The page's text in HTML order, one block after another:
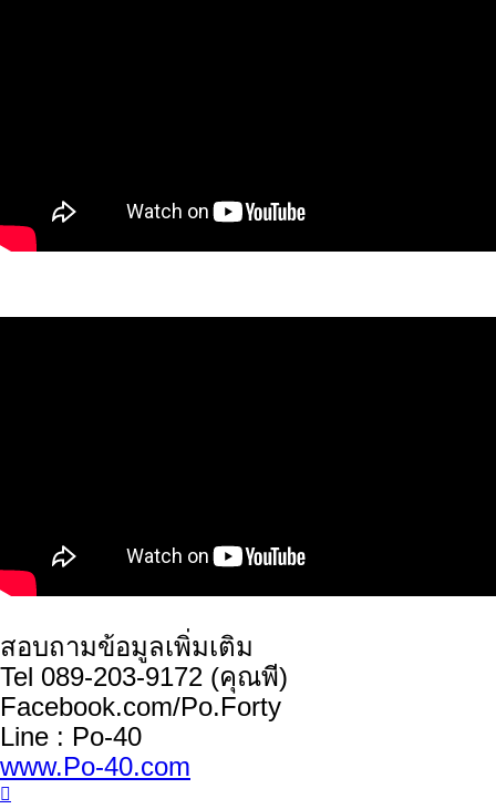
สอบถามข้อมูลเพิ่มเติม
Tel 089-203-9172 (คุณพี)
Facebook.com/Po.Forty
Line : Po-40
www.Po-40.com